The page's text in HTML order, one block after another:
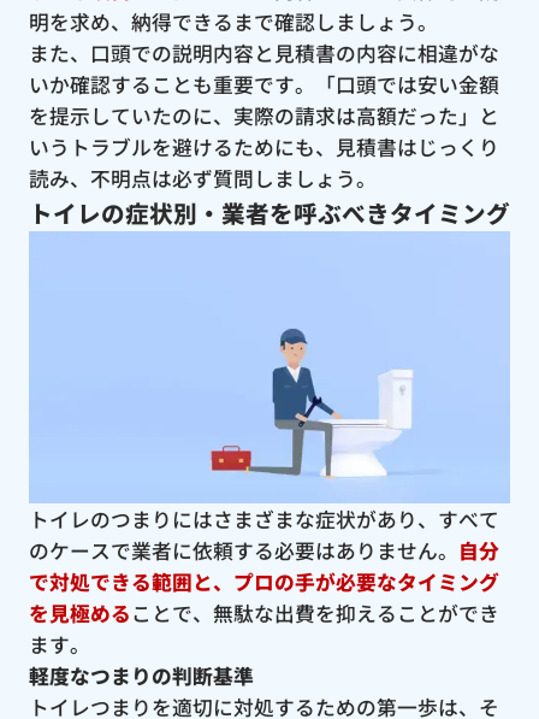
明を求め、納得できるまで確認しましょう。
また、口頭での説明内容と見積書の内容に相違がな
いか確認することも重要です。「口頭では安い金額
を提示していたのに、実際の請求は高額だった」と
いうトラブルを避けるためにも、見積書はじっくり
読み、不明点は必ず質問しましょう。
トイレの症状別・業者を呼ぶべきタイミング
トイレのつまりにはさまざまな症状があり、すべて
のケースで業者に依頼する必要はありません。 自分
で対処できる範囲と、プロの手が必要なタイミング
を見極めることで、無駄な出費を抑えることができ
ます。
軽度なつまりの判断基準
トイレつまりを適切に対処するための第一歩は、そ